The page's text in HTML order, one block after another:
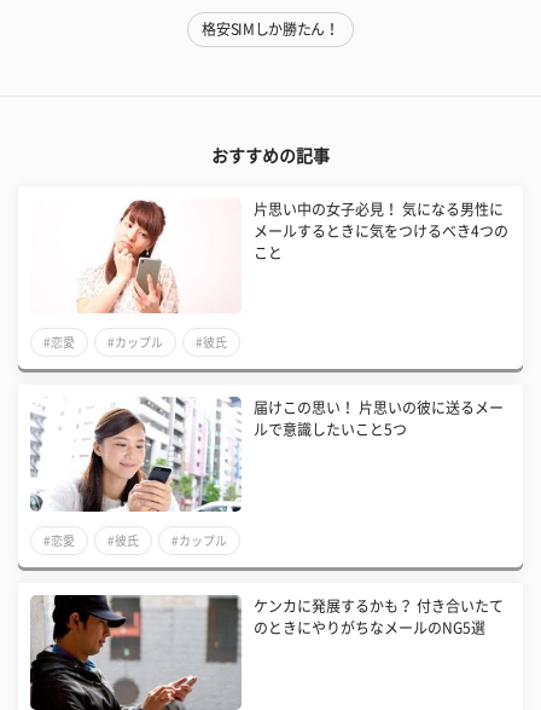
格安SIMしか勝たん！
おすすめの記事
片思い中の女子必見！ 気になる男性に
メールするときに気をつけるべき4つの
こと
#恋愛 #カップル #彼氏
届けこの思い！ 片思いの彼に送るメー
ルで意識したいこと5つ
#恋愛 #彼氏 #カップル
ケンカに発展するかも？ 付き合いたて
のときにやりがちなメールのNG5選